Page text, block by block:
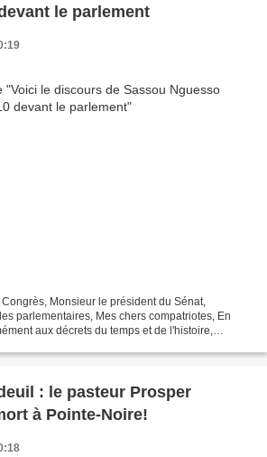
le parlement
Monsieur le président du Sénat,
parlementaires, Mes chers compatriotes, En
aux décrets du temps et de l'histoire,
: le pasteur Prosper
à Pointe-Noire!